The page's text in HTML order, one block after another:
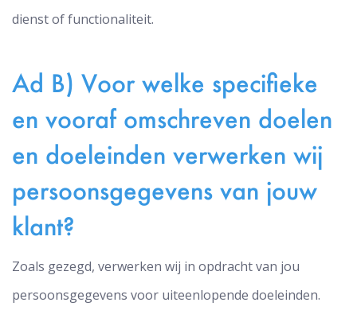
dienst of functionaliteit.
Ad B) Voor welke specifieke
en vooraf omschreven doelen
en doeleinden verwerken wij
persoonsgegevens van jouw
klant?
Zoals gezegd, verwerken wij in opdracht van jou
persoonsgegevens voor uiteenlopende doeleinden.